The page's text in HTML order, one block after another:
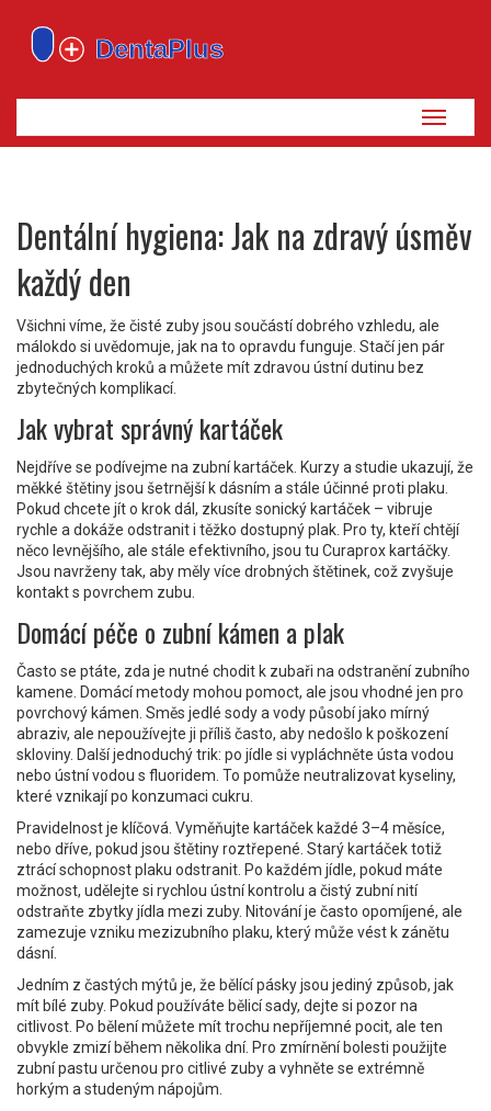
Zobrazit
navigaci
Dentální hygiena: Jak na zdravý úsměv
každý den
Všichni víme, že čisté zuby jsou součástí dobrého vzhledu, ale
málokdo si uvědomuje, jak na to opravdu funguje. Stačí jen pár
jednoduchých kroků a můžete mít zdravou ústní dutinu bez
zbytečných komplikací.
Jak vybrat správný kartáček
Nejdříve se podívejme na zubní kartáček. Kurzy a studie ukazují, že
měkké štětiny jsou šetrnější k dásním a stále účinné proti plaku.
Pokud chcete jít o krok dál, zkusíte sonický kartáček – vibruje
rychle a dokáže odstranit i těžko dostupný plak. Pro ty, kteří chtějí
něco levnějšího, ale stále efektivního, jsou tu Curaprox kartáčky.
Jsou navrženy tak, aby měly více drobných štětinek, což zvyšuje
kontakt s povrchem zubu.
Domácí péče o zubní kámen a plak
Často se ptáte, zda je nutné chodit k zubaři na odstranění zubního
kamene. Domácí metody mohou pomoct, ale jsou vhodné jen pro
povrchový kámen. Směs jedlé sody a vody působí jako mírný
abraziv, ale nepoužívejte ji příliš často, aby nedošlo k poškození
skloviny. Další jednoduchý trik: po jídle si vypláchněte ústa vodou
nebo ústní vodou s fluoridem. To pomůže neutralizovat kyseliny,
které vznikají po konzumaci cukru.
Pravidelnost je klíčová. Vyměňujte kartáček každé 3–4 měsíce,
nebo dříve, pokud jsou štětiny roztřepené. Starý kartáček totiž
ztrácí schopnost plaku odstranit. Po každém jídle, pokud máte
možnost, udělejte si rychlou ústní kontrolu a čistý zubní nití
odstraňte zbytky jídla mezi zuby. Nitování je často opomíjené, ale
zamezuje vzniku mezizubního plaku, který může vést k zánětu
dásní.
Jedním z častých mýtů je, že bělící pásky jsou jediný způsob, jak
mít bílé zuby. Pokud používáte bělicí sady, dejte si pozor na
citlivost. Po bělení můžete mít trochu nepříjemné pocit, ale ten
obvykle zmizí během několika dní. Pro zmírnění bolesti použijte
zubní pastu určenou pro citlivé zuby a vyhněte se extrémně
horkým a studeným nápojům.